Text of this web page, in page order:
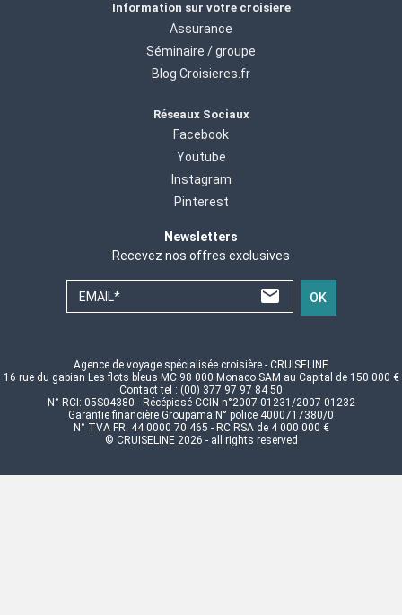
Information sur votre croisiere
Assurance
Séminaire / groupe
Blog Croisieres.fr
Réseaux Sociaux
Facebook
Youtube
Instagram
Pinterest
Newsletters
Recevez nos offres exclusives
EMAIL* OK
Agence de voyage spécialisée croisière - CRUISELINE
16 rue du gabian Les flots bleus MC 98 000 Monaco SAM au Capital de 150 000 €
Contact tel : (00) 377 97 97 84 50
N° RCI: 05S04380 - Récépissé CCIN n°2007-01231/2007-01232
Garantie financière Groupama N° police 4000717380/0
N° TVA FR. 44 0000 70 465 - RC RSA de 4 000 000 €
© CRUISELINE 2026 - all rights reserved